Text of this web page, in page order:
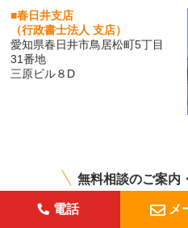
■春日井支店
（行政書士法人 支店）
愛知県春日井市鳥居松町5丁目
31番地
三原ビル８D
無料相談のご案内
電話 メ